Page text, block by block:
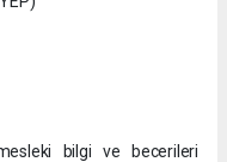
bilgi ve becerileri